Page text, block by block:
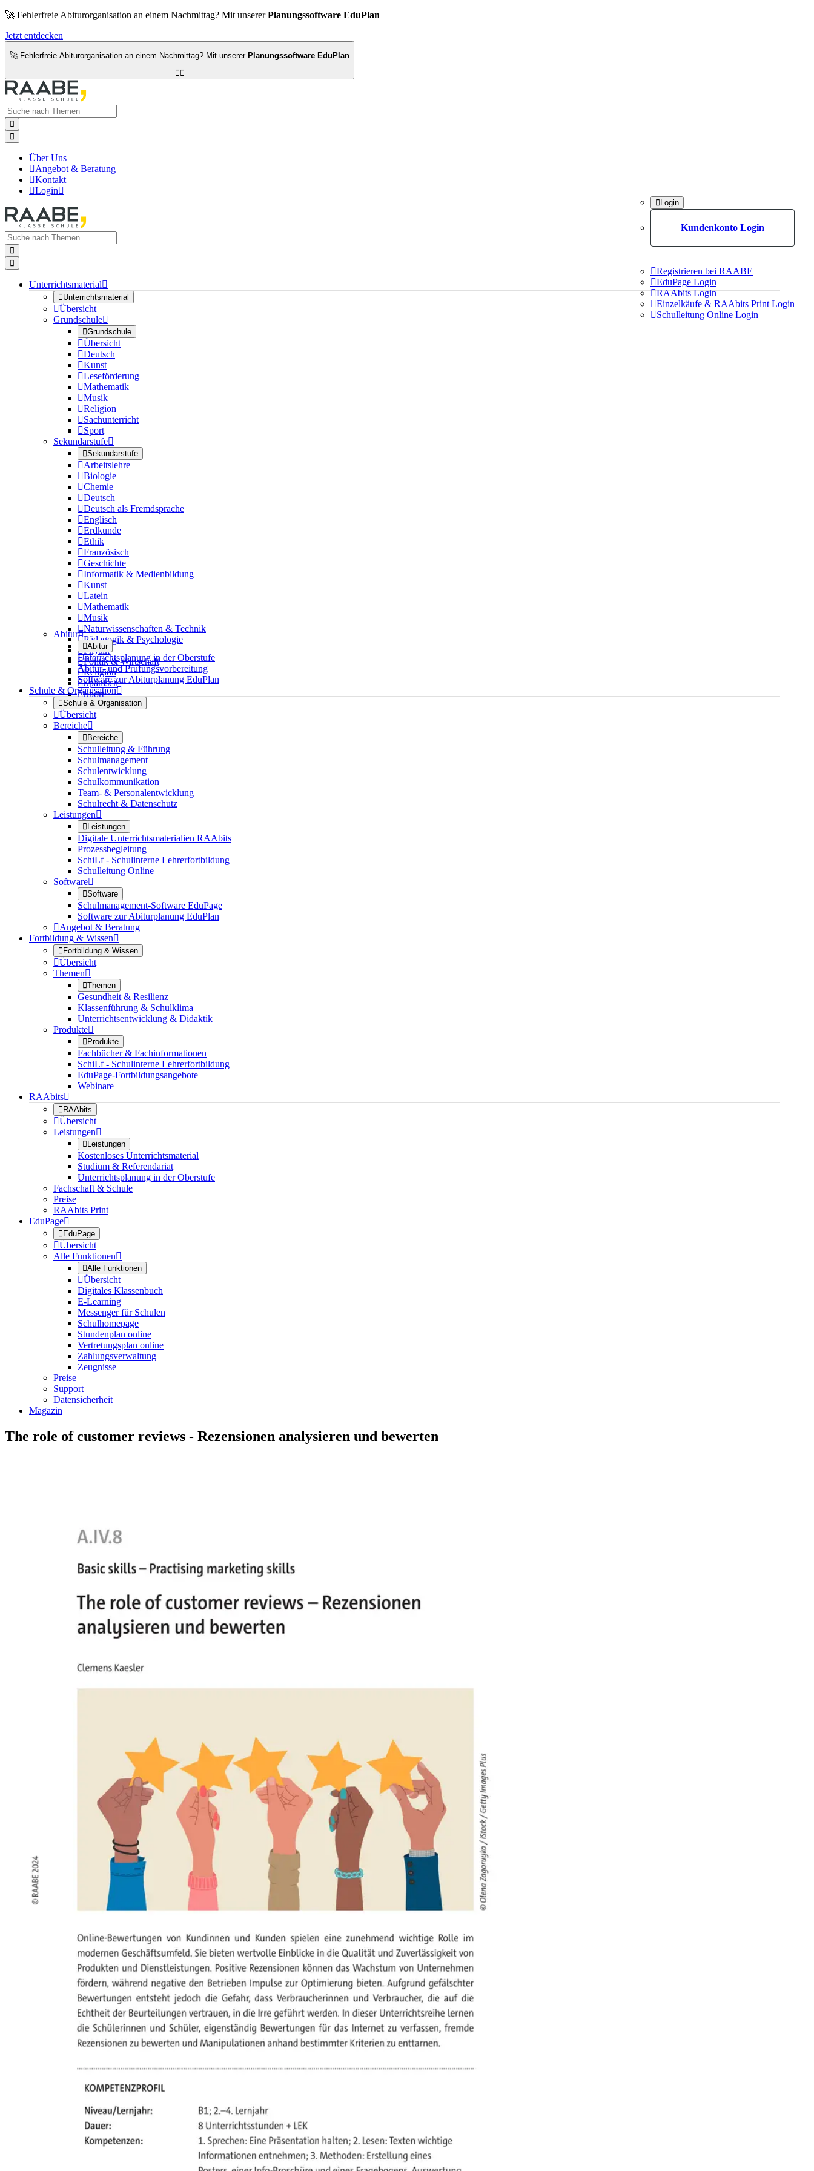
🚀 Fehlerfreie Abiturorganisation an einem Nachmittag? Mit unsererPlanungssoftware EduPlan
Jetzt entdecken
🚀 Fehlerfreie Abiturorganisation an einem Nachmittag? Mit unserer Planungssoftware EduPlan



Über Uns
Angebot & Beratung
Kontakt
Login
Login
Kundenkonto Login
Registrieren bei RAABE
EduPage Login
RAAbits Login
Einzelkäufe & RAAbits Print Login
Schulleitung Online Login


Unterrichtsmaterial
Unterrichtsmaterial
Übersicht
Grundschule
Grundschule
Übersicht
Deutsch
Kunst
Leseförderung
Mathematik
Musik
Religion
Sachunterricht
Sport
Sekundarstufe
Sekundarstufe
Arbeitslehre
Biologie
Chemie
Deutsch
Deutsch als Fremdsprache
Englisch
Erdkunde
Ethik
Französisch
Geschichte
Informatik & Medienbildung
Kunst
Latein
Mathematik
Musik
Naturwissenschaften & Technik
Pädagogik & Psychologie
Physik
Politik & Wirtschaft
Religion
Spanisch
Sport
Abitur
Abitur
Unterrichtsplanung in der Oberstufe
Abitur- und Prüfungsvorbereitung
Software zur Abiturplanung EduPlan
Schule & Organisation
Schule & Organisation
Übersicht
Bereiche
Bereiche
Schulleitung & Führung
Schulmanagement
Schulentwicklung
Schulkommunikation
Team- & Personalentwicklung
Schulrecht & Datenschutz
Leistungen
Leistungen
Digitale Unterrichtsmaterialien RAAbits
Prozessbegleitung
SchiLf - Schulinterne Lehrerfortbildung
Schulleitung Online
Software
Software
Schulmanagement-Software EduPage
Software zur Abiturplanung EduPlan
Angebot & Beratung
Fortbildung & Wissen
Fortbildung & Wissen
Übersicht
Themen
Themen
Gesundheit & Resilienz
Klassenführung & Schulklima
Unterrichtsentwicklung & Didaktik
Produkte
Produkte
Fachbücher & Fachinformationen
SchiLf - Schulinterne Lehrerfortbildung
EduPage-Fortbildungsangebote
Webinare
RAAbits
RAAbits
Übersicht
Leistungen
Leistungen
Kostenloses Unterrichtsmaterial
Studium & Referendariat
Unterrichtsplanung in der Oberstufe
Fachschaft & Schule
Preise
RAAbits Print
EduPage
EduPage
Übersicht
Alle Funktionen
Alle Funktionen
Übersicht
Digitales Klassenbuch
E-Learning
Messenger für Schulen
Schulhomepage
Stundenplan online
Vertretungsplan online
Zahlungsverwaltung
Zeugnisse
Preise
Support
Datensicherheit
Magazin
The role of customer reviews - Rezensionen analysieren und bewerten